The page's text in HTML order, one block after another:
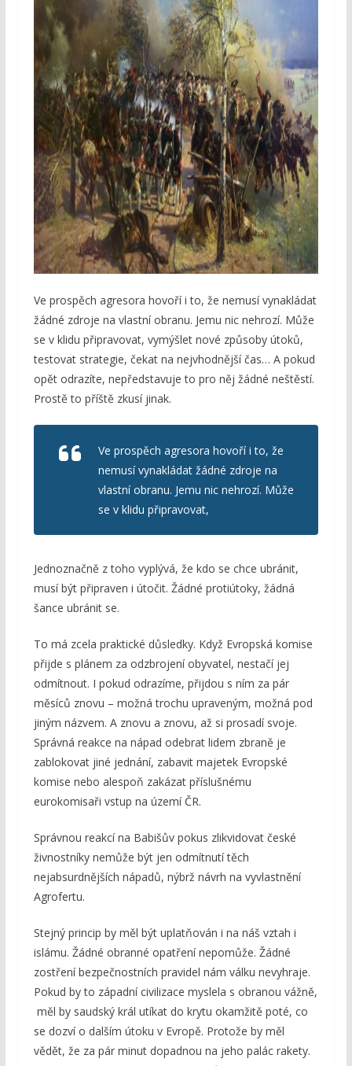
Ve prospěch agresora hovoří i to, že nemusí vynakládat
žádné zdroje na vlastní obranu. Jemu nic nehrozí. Může
se v klidu připravovat, vymýšlet nové způsoby útoků,
testovat strategie, čekat na nejvhodnější čas… A pokud
opět odrazíte, nepředstavuje to pro něj žádné neštěstí.
Prostě to příště zkusí jinak.
Ve prospěch agresora hovoří i to, že
nemusí vynakládat žádné zdroje na
vlastní obranu. Jemu nic nehrozí. Může
se v klidu připravovat,
Jednoznačně z toho vyplývá, že kdo se chce ubránit,
musí být připraven i útočit. Žádné protiútoky, žádná
šance ubránit se.
To má zcela praktické důsledky. Když Evropská komise
přijde s plánem za odzbrojení obyvatel, nestačí jej
odmítnout. I pokud odrazíme, přijdou s ním za pár
měsíců znovu – možná trochu upraveným, možná pod
jiným názvem. A znovu a znovu, až si prosadí svoje.
Správná reakce na nápad odebrat lidem zbraně je
zablokovat jiné jednání, zabavit majetek Evropské
komise nebo alespoň zakázat příslušnému
eurokomisaři vstup na území ČR.
Správnou reakcí na Babišův pokus zlikvidovat české
živnostníky nemůže být jen odmítnutí těch
nejabsurdnějších nápadů, nýbrž návrh na vyvlastnění
Agrofertu.
Stejný princip by měl být uplatňován i na náš vztah i
islámu. Žádné obranné opatření nepomůže. Žádné
zostření bezpečnostních pravidel nám válku nevyhraje.
Pokud by to západní civilizace myslela s obranou vážně,
měl by saudský král utíkat do krytu okamžitě poté, co
se dozví o dalším útoku v Evropě. Protože by měl
vědět, že za pár minut dopadnou na jeho palác rakety.